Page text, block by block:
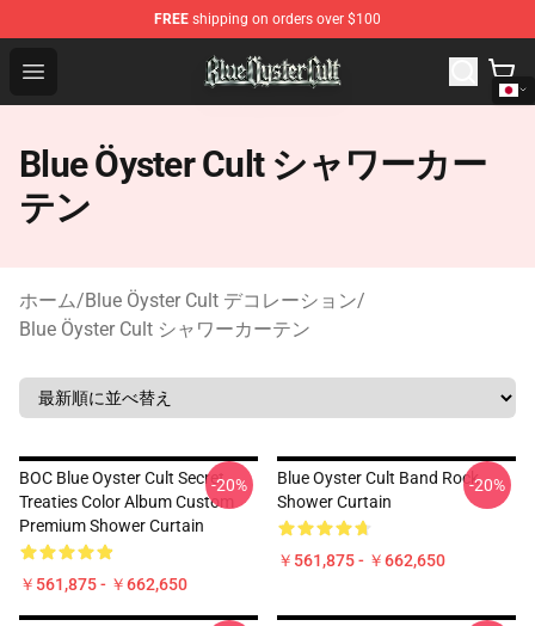
FREE shipping on orders over $100
Open menu
Blue Öyster Cult Store - Official Blue Öyster Cult
Blue Öyster Cult シャワーカー
テン
ホーム/Blue Öyster Cult デコレーション/
Blue Öyster Cult シャワーカーテン
BOC Blue Oyster Cult Secret
Treaties Color Album Custom
Premium Shower Curtain
￥561,875 - ￥662,650
-20%
Blue Oyster Cult Band Rock
Shower Curtain
￥561,875 - ￥662,650
-20%